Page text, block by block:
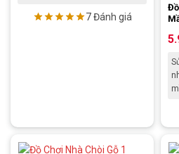
7 Đánh giá